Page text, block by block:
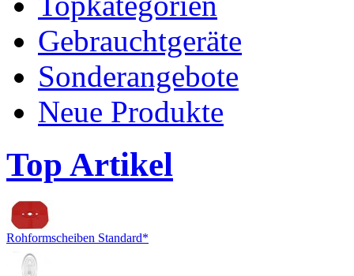
Gebrauchtgeräte
Sonderangebote
Neue Produkte
Top Artikel
Rohformscheiben Standard*